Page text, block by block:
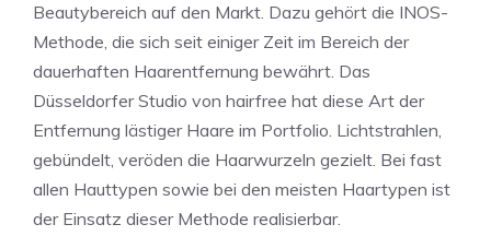
Beautybereich auf den Markt. Dazu gehört die INOS-
Methode, die sich seit einiger Zeit im Bereich der
dauerhaften Haarentfernung bewährt. Das
Düsseldorfer Studio von hairfree hat diese Art der
Entfernung lästiger Haare im Portfolio. Lichtstrahlen,
gebündelt, veröden die Haarwurzeln gezielt. Bei fast
allen Hauttypen sowie bei den meisten Haartypen ist
der Einsatz dieser Methode realisierbar.